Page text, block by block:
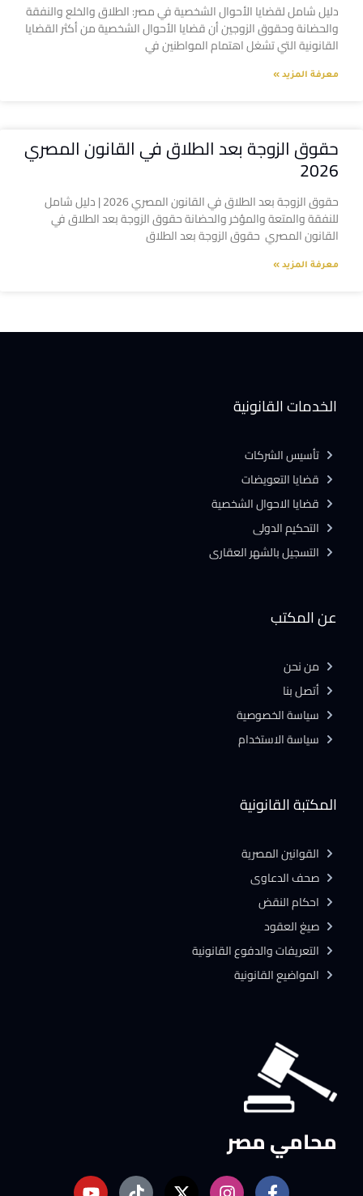
دليل شامل لقضايا الأحوال الشخصية في مصر: الطلاق والخلع والنفقة
والحضانة وحقوق الزوجين أن قضايا الأحوال الشخصية من أكثر القضايا
القانونية التي تشغل اهتمام المواطنين في
معرفة المزيد »
حقوق الزوجة بعد الطلاق في القانون المصري
2026
حقوق الزوجة بعد الطلاق في القانون المصري 2026 | دليل شامل
للنفقة والمتعة والمؤخر والحضانة حقوق الزوجة بعد الطلاق في
القانون المصري حقوق الزوجة بعد الطلاق
معرفة المزيد »
محامي مصر
المكتبة القانونية
القوانين المصرية
صحف الدعاوى
احكام النقض
صيغ العقود
التعريفات والدفوع القانونية
المواضيع القانونية
عن المكتب
من نحن
أتصل بنا
سياسة الخصوصية
سياسة الاستخدام
الخدمات القانونية
تأسيس الشركات
قضايا التعويضات
قضايا الاحوال الشخصية
التحكيم الدولى
التسجيل بالشهر العقارى